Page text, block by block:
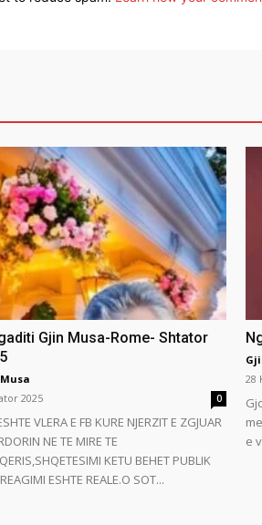
Gjin Musa-Rome- Shtator
2025
0
VLERA E FB KURE NJERZIT E ZGJUAR
NE TE MIRE TE
KETU BEHET PUBLIK
ESHTE REALE.O SOT...
28
e